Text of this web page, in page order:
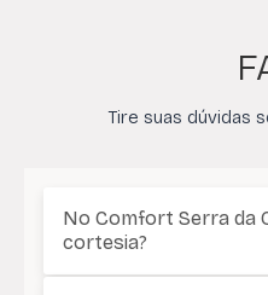
Tire suas dúvidas
No Comfort Serra da
cortesia?